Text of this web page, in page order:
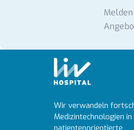
Wir verwandeln
Medizintechnologien in
patientenorientierte